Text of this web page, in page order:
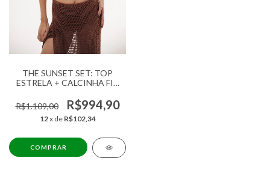
THE SUNSET SET: TOP
ESTRELA + CALCINHA FIT
R$1.109,00
R$994,90
12x de R$102,34
COMPRAR